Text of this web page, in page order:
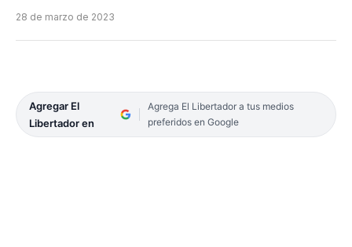
28 de marzo de 2023
Agregar El
Libertador en
Agrega El Libertador a tus medios
preferidos en Google